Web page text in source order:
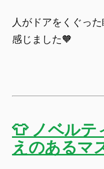
人がドアをくぐっ
感じました🧡
👕 ノベルテ
えのあるマ